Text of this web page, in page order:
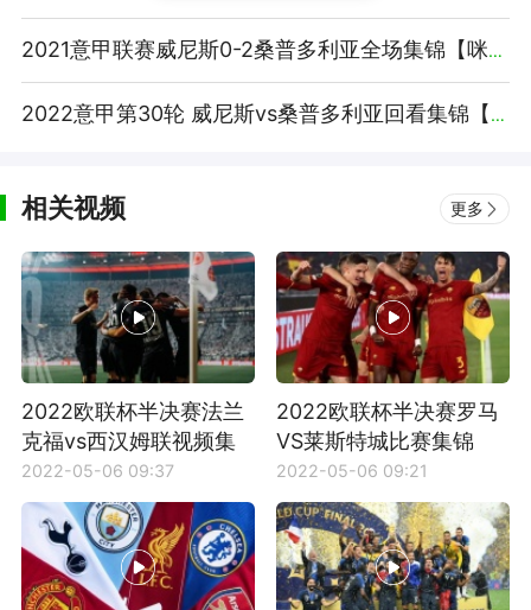
2021意甲联赛威尼斯0-2桑普多利亚全场集锦【咪咕视频】
2022意甲第30轮 威尼斯vs桑普多利亚回看集锦【腾讯视频】
相关视频 更多
2022欧联杯半决赛法兰
克福vs西汉姆联视频集
锦
2022-05-06 09:37
2022欧联杯半决赛罗马
VS莱斯特城比赛集锦
2022-05-06 09:21